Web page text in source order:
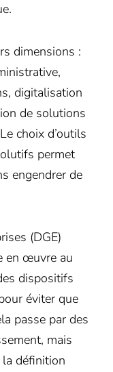
dimensions :
digitalisation
de solutions
choix d’outils
permet
engendrer de
(DGE)
en œuvre au
dispositifs
éviter que
passe par des
mais
la définition